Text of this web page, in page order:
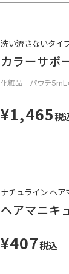
洗い流さないタイ
カラーサポ
化粧品 パウチ
¥1,465税
ナチュライン ヘア
ヘアマニキ
¥407税込